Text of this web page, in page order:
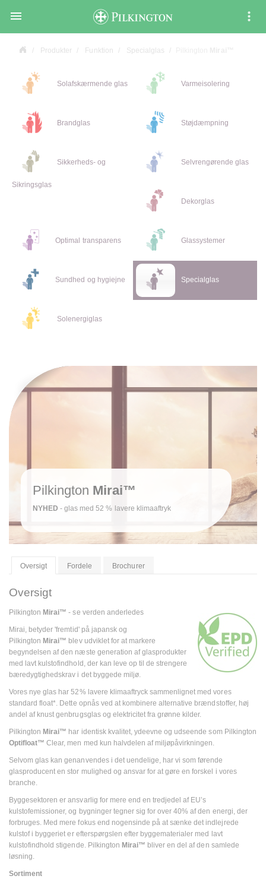

Produkter Funktion Specialglas
Solafskærmende glas Varmeisolering
Brandglas Støjdæmpning
Sikkerheds- og
Sikringsglas
Selvrengørende glas
Dekorglas
Optimal transparens Glassystemer
Sundhed og hygiejne Specialglas
Solenergiglas
Pilkington Mirai™
NYHED- glas med 52 % lavere klimaaftryk
Oversigt Fordele Brochurer
Oversigt
Pilkington Mirai™ - se verden anderledes
Mirai, betyder 'fremtid' på japansk og
Pilkington Mirai™ blev udviklet for at markere
begyndelsen af den næste generation af glasprodukter
med lavt kulstofindhold, der kan leve op til de strengere
bæredygtighedskrav i det byggede miljø.
Vores nye glas har 52% lavere klimaaftryck sammenlignet med vores
standard float*. Dette opnås ved at kombinere alternative brændstoffer, høj
andel af knust genbrugsglas og elektricitet fra grønne kilder.
Pilkington Mirai™ har identisk kvalitet, ydeevne og udseende som Pilkington
Optifloat™ Clear, men med kun halvdelen af miljøpåvirkningen.
Selvom glas kan genanvendes i det uendelige, har vi som førende
glasproducent en stor mulighed og ansvar for at gøre en forskel i vores
branche.
Byggesektoren er ansvarlig for mere end en tredjedel af EU’s
kulstofemissioner, og bygninger tegner sig for over 40% af den energi, der
forbruges. Med mere fokus end nogensinde på at sænke det indlejrede
kulstof i byggeriet er efterspørgslen efter byggematerialer med lavt
kulstofindhold stigende. Pilkington Mirai™ bliver en del af den samlede
løsning.
Sortiment